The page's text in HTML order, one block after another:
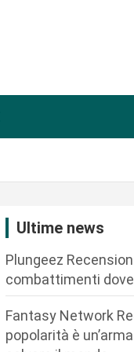
Ultime news
Plungeez
combattimenti
Fantasy Network
popolarità è